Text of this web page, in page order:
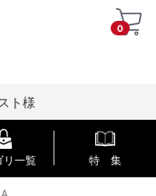
0
ト様
リ一覧 特 集